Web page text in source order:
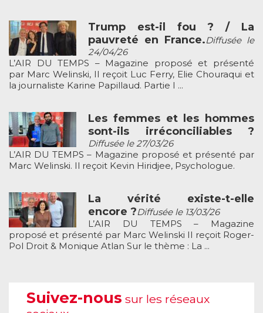
Trump est-il fou ? / La
pauvreté en France.Diffusée le
24/04/26
L’AIR DU TEMPS – Magazine proposé et présenté
par Marc Welinski, Il reçoit Luc Ferry, Elie Chouraqui et
la journaliste Karine Papillaud. Partie I ...
Les femmes et les hommes
sont-ils irréconciliables ?
Diffusée le 27/03/26
L’AIR DU TEMPS – Magazine proposé et présenté par
Marc Welinski. Il reçoit Kevin Hiridjee, Psychologue.
La vérité existe-t-elle
encore ?Diffusée le 13/03/26
L’AIR DU TEMPS – Magazine
proposé et présenté par Marc Welinski Il reçoit Roger-
Pol Droit & Monique Atlan Sur le thème : La ...
Suivez-nous sur les réseaux